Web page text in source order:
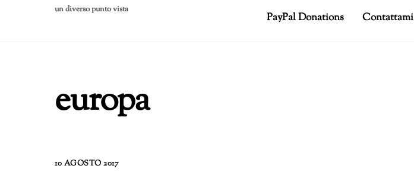
un diverso punto vista
PayPal Donations
Contattami
europa
10 AGOSTO 2017